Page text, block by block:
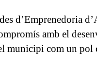
d’Emprenedoria
amb el
municipi com un pol